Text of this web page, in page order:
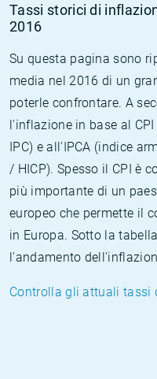
Tassi storici di
2016
Su questa pagina sono
media nel 2016 di un
poterle confrontare. A
l'inflazione in base al
IPC) e all'IPCA (indice
/ HICP). Spesso il CPI è
più importante di un
europeo che permette il
in Europa. Sotto la
l'andamento
Controlla gli attuali tassi